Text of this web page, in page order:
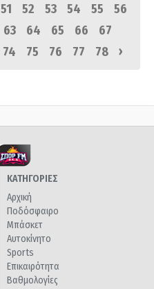
51 52 53 54 55
56
63 64 65 66
67
74 75 76 77 78 ›
ΚΑΤΗΓΟΡΙΕΣ
Αρχική
Ποδόσφαιρο
Μπάσκετ
Αυτοκίνητο
Sports
Επικαιρότητα
Βαθμολογίες